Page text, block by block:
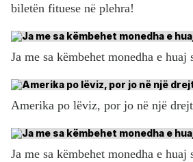
biletën fituese në plehra!
Ja me sa këmbehet monedha e huaj
Amerika po lëviz, por jo në një
Ja me sa këmbehet monedha e huaj